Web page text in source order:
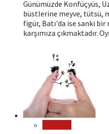
Günümüzde Konfüçyüs,
büstlerine meyve, tütsü,
figür, Batı'da ise sanki
karşımıza çıkmaktadır.